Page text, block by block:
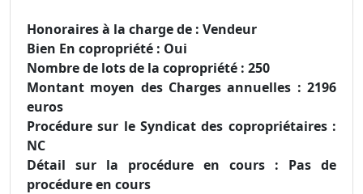
Honoraires à la charge de : Vendeur
Bien En copropriété : Oui
Nombre de lots de la copropriété : 250
Montant moyen des Charges annuelles : 2196
euros
Procédure sur le Syndicat des copropriétaires :
NC
Détail sur la procédure en cours : Pas de
procédure en cours